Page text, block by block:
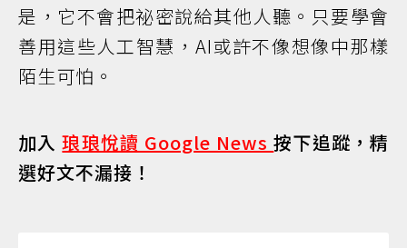
是，它不會把祕密說給其他人聽。只要學會
善用這些人工智慧，AI或許不像想像中那樣
陌生可怕。
加入琅琅悅讀 Google News按下追蹤，精
選好文不漏接！